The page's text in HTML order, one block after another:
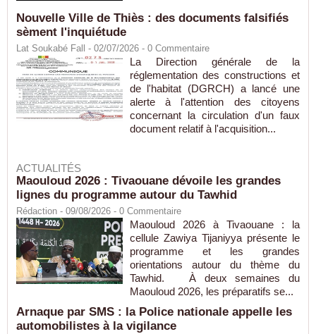
Nouvelle Ville de Thiès : des documents falsifiés
sèment l'inquiétude
Lat Soukabé Fall - 02/07/2026 - 0 Commentaire
La Direction générale de la
réglementation des constructions et
de l'habitat (DGRCH) a lancé une
alerte à l'attention des citoyens
concernant la circulation d'un faux
document relatif à l'acquisition...
ACTUALITÉS
Maouloud 2026 : Tivaouane dévoile les grandes
lignes du programme autour du Tawhid
Rédaction - 09/08/2026 - 0 Commentaire
Maouloud 2026 à Tivaouane : la
cellule Zawiya Tijaniyya présente le
programme et les grandes
orientations autour du thème du
Tawhid. À deux semaines du
Maouloud 2026, les préparatifs se...
Arnaque par SMS : la Police nationale appelle les
automobilistes à la vigilance